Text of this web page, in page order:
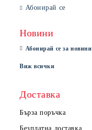
Абонирай се
Новини
Абонирай се за новини
Виж всички
Доставка
Бърза поръчка
Безплатна доставка